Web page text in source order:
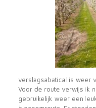
verslagsabatical is weer
Voor de route verwijs ik
gebruikelijk weer een